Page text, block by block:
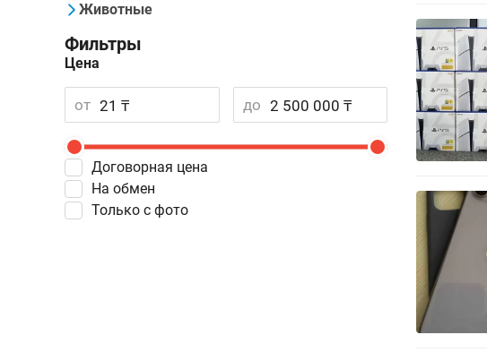
Животные
Фильтры
Цена
от до
Договорная цена
На обмен
Только с фото